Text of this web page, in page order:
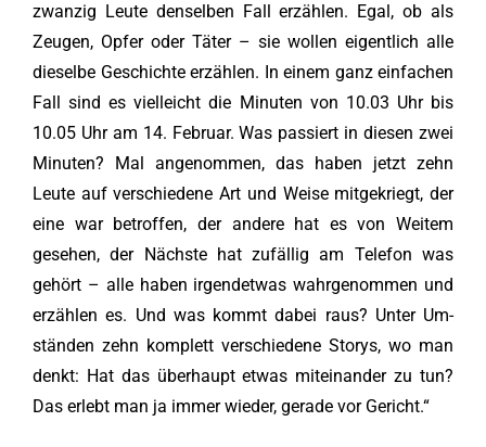
zwanzig Leute denselben Fall erzählen. Egal, ob als
Zeugen, Opfer oder Täter – sie wollen eigentlich alle
dieselbe Geschichte erzählen. In einem ganz einfachen
Fall sind es vielleicht die Minuten von 10.03 Uhr bis
10.05 Uhr am 14. Februar. Was passiert in diesen zwei
Minuten? Mal angenommen, das haben jetzt zehn
Leute auf verschiedene Art und Weise mitgekriegt, der
eine war betroffen, der andere hat es von Weitem
gesehen, der Nächste hat zufällig am Telefon was
gehört – alle haben irgendetwas wahrgenommen und
erzählen es. Und was kommt dabei raus? Unter Um-
ständen zehn komplett verschiedene Storys, wo man
denkt: Hat das überhaupt etwas miteinander zu tun?
Das erlebt man ja immer wieder, gerade vor Gericht.“